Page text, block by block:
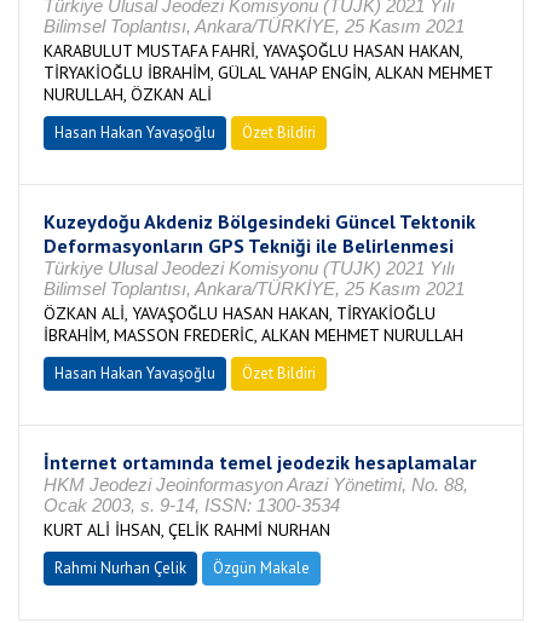
Türkiye Ulusal Jeodezi Komisyonu (TUJK) 2021 Yılı
Bilimsel Toplantısı, Ankara/TÜRKİYE, 25 Kasım 2021
KARABULUT MUSTAFA FAHRİ, YAVAŞOĞLU HASAN HAKAN,
TİRYAKİOĞLU İBRAHİM, GÜLAL VAHAP ENGİN, ALKAN MEHMET
NURULLAH, ÖZKAN ALİ
Hasan Hakan Yavaşoğlu Özet Bildiri
Kuzeydoğu Akdeniz Bölgesindeki Güncel Tektonik
Deformasyonların GPS Tekniği ile Belirlenmesi
Türkiye Ulusal Jeodezi Komisyonu (TUJK) 2021 Yılı
Bilimsel Toplantısı, Ankara/TÜRKİYE, 25 Kasım 2021
ÖZKAN ALİ, YAVAŞOĞLU HASAN HAKAN, TİRYAKİOĞLU
İBRAHİM, MASSON FREDERİC, ALKAN MEHMET NURULLAH
Hasan Hakan Yavaşoğlu Özet Bildiri
İnternet ortamında temel jeodezik hesaplamalar
HKM Jeodezi Jeoinformasyon Arazi Yönetimi, No. 88,
Ocak 2003, s. 9-14, ISSN: 1300-3534
KURT ALİ İHSAN, ÇELİK RAHMİ NURHAN
Rahmi Nurhan Çelik Özgün Makale